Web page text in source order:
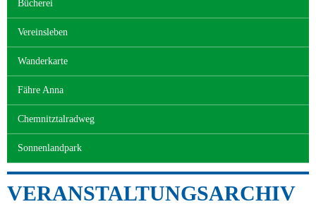
Bücherei
Vereinsleben
Wanderkarte
Fähre Anna
Chemnitztalradweg
Sonnenlandpark
VERANSTALTUNGSARCHIV